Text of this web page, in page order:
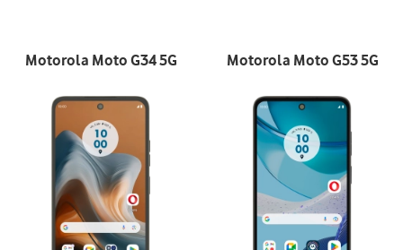
Motorola Moto G34 5G Motorola Moto G53 5G